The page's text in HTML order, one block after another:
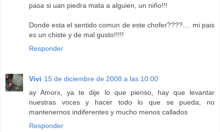
pasa si uan piedra mata a alguien, un niño!!!
Donde esta el sentido comun de este chofer????.... mi pais
es un chiste y de mal gusto!!!!!
Responder
Vivi 15 de diciembre de 2008 a las 10:00
ay Amorx, ya te dije lo que pienso, hay que levantar
nuestras voces y hacer todo lo que se pueda, no
mantenernos indiferentes y mucho menos callados
Responder